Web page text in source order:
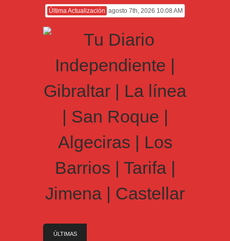
Última Actualización agosto 7th, 2026 10:08 AM
ÚLTIMAS